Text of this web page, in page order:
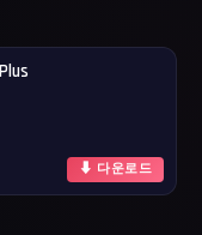
⬇ 다운로드